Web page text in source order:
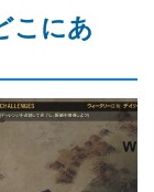
こにあ